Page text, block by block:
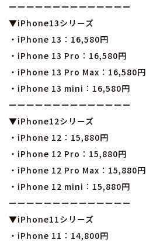
ーーーーーーーーーーーーーー
▼iPhone13シリーズ
・iPhone 13：16,580円
・iPhone 13 Pro：16,580円
・iPhone 13 Pro Max：16,580円
・iPhone 13 mini：16,580円
ーーーーーーーーーーーーーー
▼iPhone12シリーズ
・iPhone 12：15,880円
・iPhone 12 Pro：15,880円
・iPhone 12 Pro Max：15,880円
・iPhone 12 mini：15,880円
ーーーーーーーーーーーーーー
▼iPhone11シリーズ
・iPhone 11：14,800円